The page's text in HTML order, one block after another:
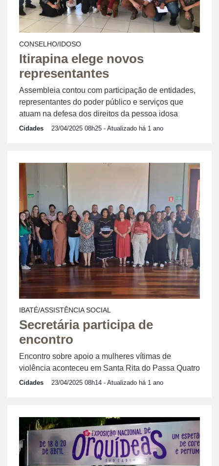
CONSELHO/IDOSO
Itirapina elege novos
representantes
Assembleia contou com participação de entidades,
representantes do poder público e serviços que
atuam na defesa dos direitos da pessoa idosa
Cidades 23/04/2025 08h25 - Atualizado há 1 ano
IBATÉ/ASSISTÊNCIA SOCIAL
Secretária participa de
encontro
Encontro sobre apoio a mulheres vítimas de
violência aconteceu em Santa Rita do Passa Quatro
Cidades 23/04/2025 08h14 - Atualizado há 1 ano